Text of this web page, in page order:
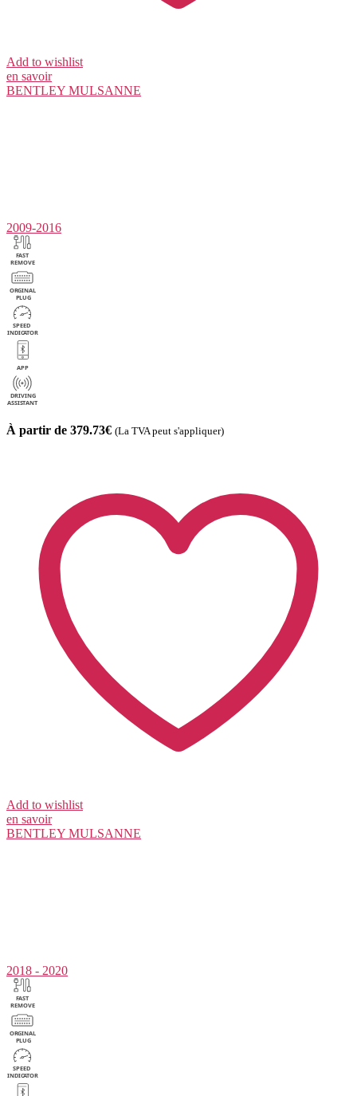
Add to wishlist
en savoir
BENTLEY MULSANNE
2009-2016
À partir de 379.73€ (La TVA peut s'appliquer)
Add to wishlist
en savoir
BENTLEY MULSANNE
2018 - 2020